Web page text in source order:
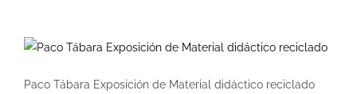
Paco Tábara Exposición de Material didáctico reciclado